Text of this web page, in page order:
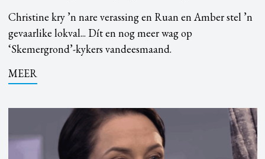
Christine kry ’n nare verassing en Ruan en Amber stel ’n
gevaarlike lokval... Dít en nog meer wag op
‘Skemergrond’-kykers vandeesmaand.
MEER